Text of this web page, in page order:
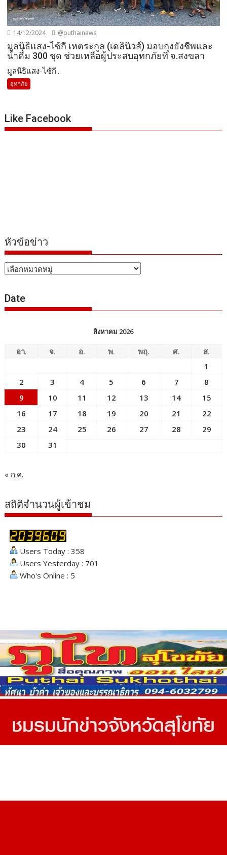
14/12/2024 @puthainews
มูลนิธิแสง-ไซ้กี เหตระกูล (เดลินิวส์) มอบถุงยังชีพและ
น้ำดื่ม 300 ชุด ช่วยเหลือผู้ประสบอุทกภัยที่ จ.สงขลา
มูลนิธิแสง-ไซ้กี...
อุทกภัย
Like Facebook
หัวข้อข่าว
หัวข้อ
Date
สิงหาคม 2026
อา. จ. อ. พ. พฤ. ศ.
ส.
1
2
3 4 5 6 7
8
9
10 11 12 13 14
15
16
17 18 19 20 21
22
23
24 25 26 27 28
29
30
31
« ก.ค.
สถิติจำนวนผู้เข้าชม
Users Today : 358
Users Yesterday : 701
Who's Online : 5